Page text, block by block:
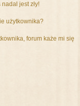
jest zły!
użytkownika?
forum każe mi się